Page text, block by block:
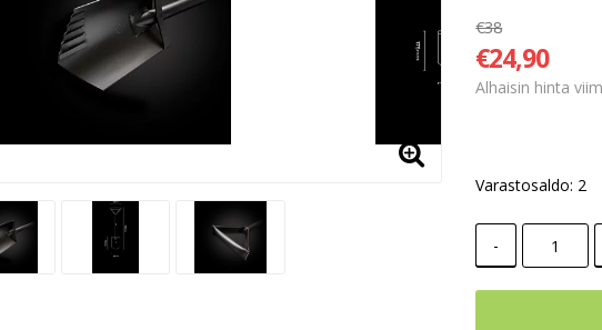
€38
€24,90
Alhaisin hinta
Varastosaldo: 2
-